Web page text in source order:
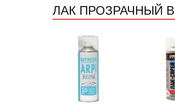
ЛАК ПРОЗРАЧНЫЙ